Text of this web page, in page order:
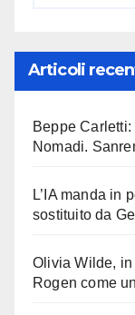
Articoli
Beppe
Nomadi.
L’IA manda in
sostituito da
Olivia Wilde,
Rogen come